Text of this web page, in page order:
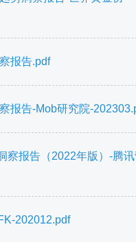
报告.pdf
报告-Mob研究院-
察报告（2022年版）-腾
202012.pdf